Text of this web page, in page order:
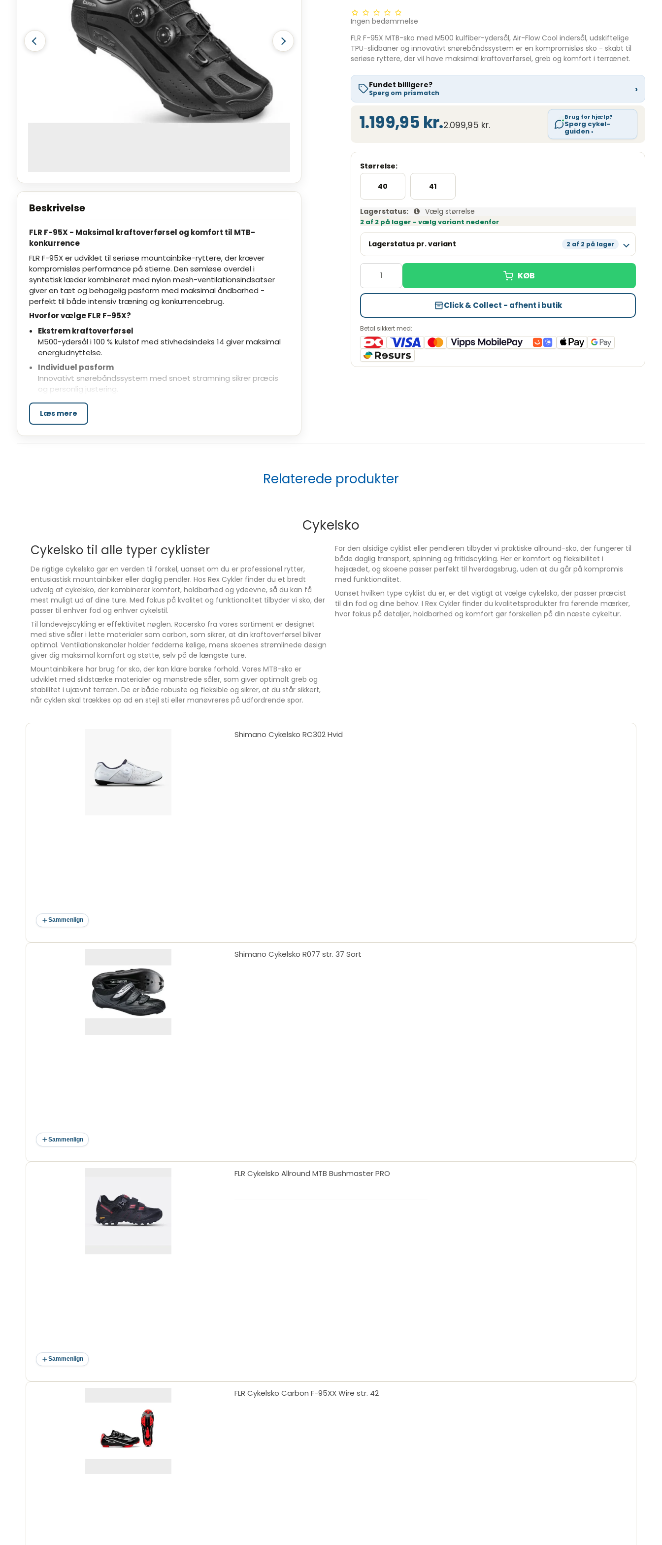
Beskrivelse
FLR F-95X - Maksimal kraftoverførsel og komfort til MTB-
konkurrence
FLR F-95X er udviklet til seriøse mountainbike-ryttere, der kræver
kompromisløs performance på stierne. Den sømløse overdel i
syntetisk læder kombineret med nylon mesh-ventilationsindsatser
giver en tæt og behagelig pasform med maksimal åndbarhed -
perfekt til både intensiv træning og konkurrencebrug.
Hvorfor vælge FLR F-95X?
Ekstrem kraftoverførsel
M500-ydersål i 100 % kulstof med stivhedsindeks 14 giver maksimal
energiudnyttelse.
Individuel pasform
Innovativt snørebåndssystem med snoet stramning sikrer præcis
og personlig justering.
Optimal ventilation
Air-Flow Cool indersål kombinerer stødabsorbering med effektiv
luftcirkulation.
holdbarhed og pålideligt greb, mens den ergonomiske konstruktion
syninger.
Konkurrenceklar
Stivhed og komfort i balance til seriøse ryttere.
Vil du have en MTB-sko, der kombinerer ekstrem stivhed, præcis
pasform og komfort?
FLR F-95X leverer maksimal kraftoverførsel og ydeevne - perfekt
til konkurrence og krævende spor.
Læs mere
Ingen bedømmelse
FLR F-95X MTB-sko med M500 kulfiber-ydersål, Air-Flow Cool indersål, udskiftelige
TPU-slidbaner og innovativt snørebåndssystem er en kompromisløs sko - skabt til
seriøse ryttere, der vil have maksimal kraftoverførsel, greb og komfort i terrænet.
Fundet billigere?
Spørg om prismatch ›
1.199,95 kr.2.099,95 kr.
Brug for hjælp?
Spørg cykel-
guiden ›
Størrelse:
40 41
Lagerstatus: Vælg størrelse
2 af 2 på lager – vælg variant nedenfor
Lagerstatus pr. variant 2 af 2 på lager
40 På lager Læg i kurv
Click & Collect - afhent i butik
Betal sikkert med:
Relaterede produkter
Cykelsko
Cykelsko til alle typer cyklister
De rigtige cykelsko gør en verden til forskel, uanset om du er professionel rytter,
entusiastisk mountainbiker eller daglig pendler. Hos Rex Cykler finder du et bredt
udvalg af cykelsko, der kombinerer komfort, holdbarhed og ydeevne, så du kan få
mest muligt ud af dine ture. Med fokus på kvalitet og funktionalitet tilbyder vi sko, der
passer til enhver fod og enhver cykelstil.
Til landevejscykling er effektivitet nøglen. Racersko fra vores sortiment er designet
med stive såler i lette materialer som carbon, som sikrer, at din kraftoverførsel bliver
optimal. Ventilationskanaler holder fødderne kølige, mens skoenes strømlinede design
giver dig maksimal komfort og støtte, selv på de længste ture.
Mountainbikere har brug for sko, der kan klare barske forhold. Vores MTB-sko er
udviklet med slidstærke materialer og mønstrede såler, som giver optimalt greb og
stabilitet i ujævnt terræn. De er både robuste og fleksible og sikrer, at du står sikkert,
når cyklen skal trækkes op ad en stejl sti eller manøvreres på udfordrende spor.
For den alsidige cyklist eller pendleren tilbyder vi praktiske allround-sko, der fungerer til
både daglig transport, spinning og fritidscykling. Her er komfort og fleksibilitet i
højsædet, og skoene passer perfekt til hverdagsbrug, uden at du går på kompromis
med funktionalitet.
Uanset hvilken type cyklist du er, er det vigtigt at vælge cykelsko, der passer præcist
til din fod og dine behov. I Rex Cykler finder du kvalitetsprodukter fra førende mærker,
hvor fokus på detaljer, holdbarhed og komfort gør forskellen på din næste cykeltur.
Sammenlign
Shimano Cykelsko RC302 Hvid
Sammenlign
Shimano Cykelsko R077 str. 37 Sort
Sammenlign
FLR Cykelsko Allround MTB Bushmaster PRO
FLR Cykelsko Carbon F-95XX Wire str. 42